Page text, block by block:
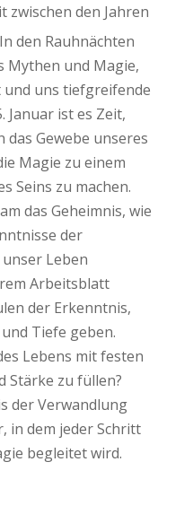
zwischen den Jahren
den Rauhnächten
Mythen und Magie,
uns tiefgreifende
Januar ist es Zeit,
das Gewebe unseres
Magie zu einem
Seins zu machen.
das Geheimnis, wie
der
Leben
Arbeitsblatt
der Erkenntnis,
Tiefe geben.
Lebens mit festen
Stärke zu füllen?
der Verwandlung
in dem jeder Schritt
begleitet wird.